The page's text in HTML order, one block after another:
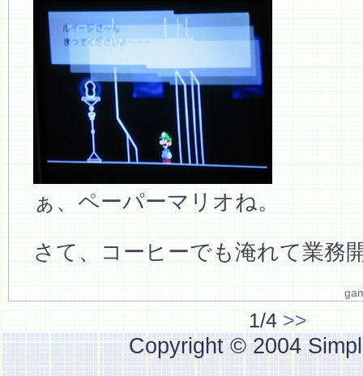
ぁ、ペーパーマリオね。
さて、コーヒーでも淹れて業務
1/4 >>
Copyright © 2004